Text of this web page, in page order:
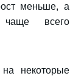
меньше, а
чаще всего
некоторые